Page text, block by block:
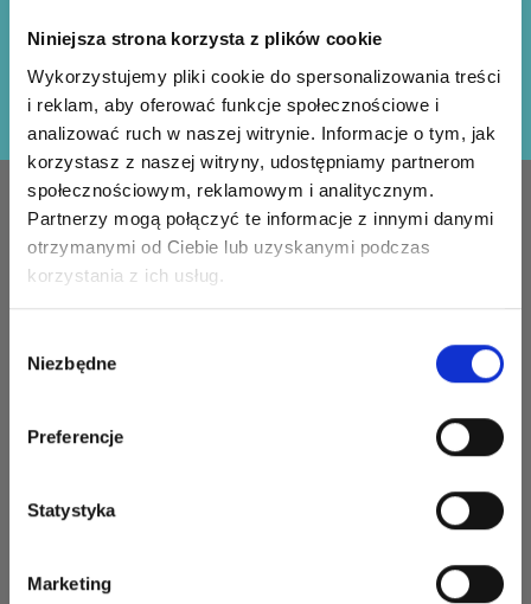
Niniejsza strona korzysta z plików cookie
Wykorzystujemy pliki cookie do spersonalizowania treści
i reklam, aby oferować funkcje społecznościowe i
analizować ruch w naszej witrynie. Informacje o tym, jak
korzystasz z naszej witryny, udostępniamy partnerom
społecznościowym, reklamowym i analitycznym.
Partnerzy mogą połączyć te informacje z innymi danymi
otrzymanymi od Ciebie lub uzyskanymi podczas
korzystania z ich usług.
zgody
Niezbędne
Preferencje
Statystyka
Marketing
inspiracji, ofert i zniżek!
Zapisz się
INFORMACJE
LindeHobby zostało
założone w 2015 roku z
akcesoriów w
najlepszą możliwą obsługę
na drutach mógł odnieść
Najczęściej zadawane
KONTO
Moje